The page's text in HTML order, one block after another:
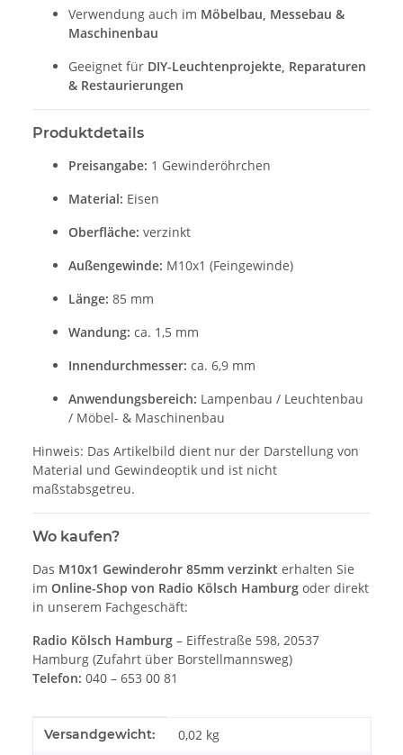
Verwendung auch im Möbelbau, Messebau &
Maschinenbau
Geeignet für DIY-Leuchtenprojekte, Reparaturen
& Restaurierungen
Produktdetails
Preisangabe: 1 Gewinderöhrchen
Material: Eisen
Oberfläche: verzinkt
Außengewinde: M10x1 (Feingewinde)
Länge: 85 mm
Wandung: ca. 1,5 mm
Innendurchmesser: ca. 6,9 mm
Anwendungsbereich: Lampenbau / Leuchtenbau
/ Möbel- & Maschinenbau
Hinweis: Das Artikelbild dient nur der Darstellung von
Material und Gewindeoptik und ist nicht
maßstabsgetreu.
Wo kaufen?
Das M10x1 Gewinderohr 85mm verzinkt erhalten Sie
im Online-Shop von Radio Kölsch Hamburg oder direkt
in unserem Fachgeschäft:
Radio Kölsch Hamburg – Eiffestraße 598, 20537
Hamburg (Zufahrt über Borstellmannsweg)
Telefon: 040 – 653 00 81
Produkteigenschaft
Wert
Versandgewicht: 0,02 kg